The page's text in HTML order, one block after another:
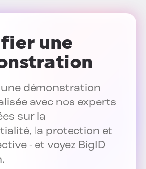
une
démonstration
avec nos experts
sur la
la protection et
- et voyez BigID